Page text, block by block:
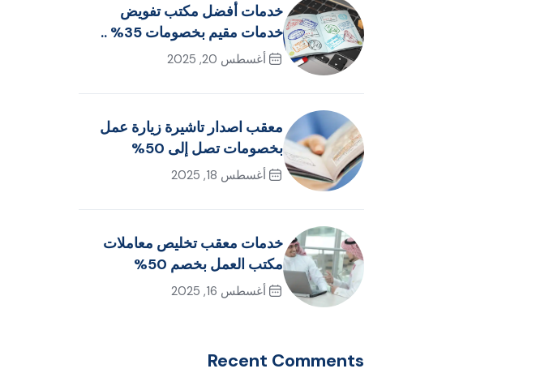
خدمات أفضل مكتب تفويض
خدمات مقيم بخصومات 35% ..
اتصل الآن!
أغسطس 20, 2025
معقب اصدار تاشيرة زيارة عمل
بخصومات تصل إلى 50%
أغسطس 18, 2025
خدمات معقب تخليص معاملات
مكتب العمل بخصم 50%
أغسطس 16, 2025
Recent Comments